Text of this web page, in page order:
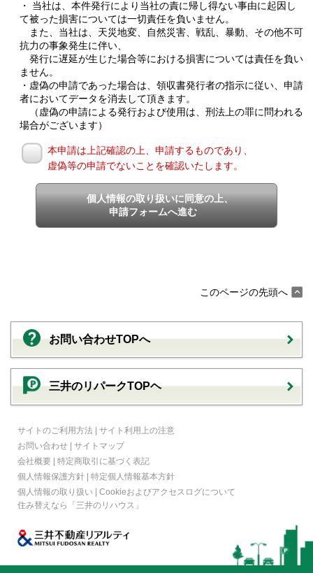
・ 当社は、本件発行により当社の責に帰し得ない事由に起因し
て被った損害については一切責任を負いません。
また、当社は、天災地変、自然災害、戦乱、暴動、その他不可
抗力の事象発生に伴い、
発行に遅延が生じた場合等における損害については責任を負い
ません。
・虚偽の申請であった場合は、領収書発行者の指示に従い、申請
者においてデータを消去して頂きます。
（虚偽の申請による発行および使用は、刑法上の罪に問われる
場合がございます）
本申請は上記確認の上、申請するものであり、
虚偽等の申請でないことを確認いたします。
個人情報の取り扱いに同意の上、
申請フォームへ進む
このページの先頭へ
お問い合わせTOPへ
三井のリパークTOPヘ
サイトのご利用方法 | サイト利用上の注意
お問い合わせ | サイトマップ
会社概要 | 特定商取引に基づく表記
個人情報保護方針 | 特定個人情報基本方針
個人情報の取り扱い | Cookieおよびアクセスログについて
住み替えなら
「三井のリハウス」